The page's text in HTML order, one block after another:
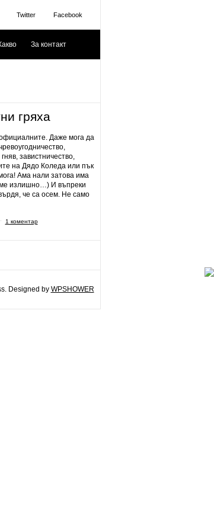
Twitter Facebook
За контакт
гряха
Даже мога да
завистничество,
на Дядо Коледа или пък
Ама нали затова има
излишно…) И въпреки
че са осем. Не само
1 коментар
Designed by WPSHOWER